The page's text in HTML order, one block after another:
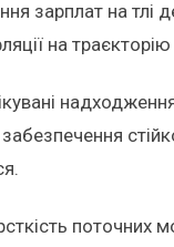
зарплат на тлі
на
поточних